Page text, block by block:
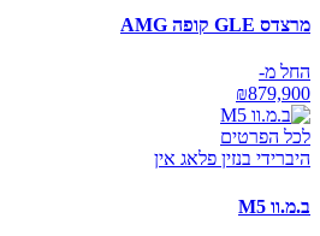
מרצדס GLE קופה AMG
החל מ-
₪879,900
לכל הפרטים
היברידי בנזין פלאג אין
ב.מ.וו M5